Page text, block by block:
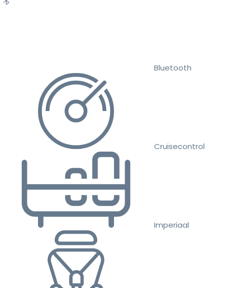
Bluetooth
Cruisecontrol
Imperiaal